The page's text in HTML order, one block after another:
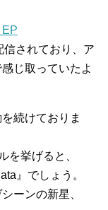
されており、ア
じ取っていたよ
続けておりま
を挙げると、
』でしょう。
ーンの新星、